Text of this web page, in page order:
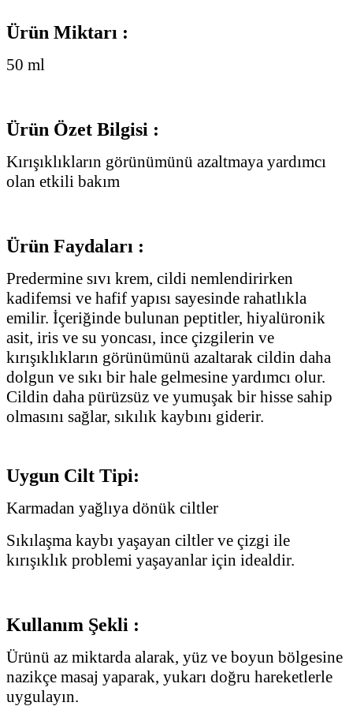
Ürün Miktarı :
50 ml
Ürün Özet Bilgisi :
Kırışıklıkların görünümünü azaltmaya yardımcı
olan etkili bakım
Ürün Faydaları :
Predermine sıvı krem, cildi nemlendirirken
kadifemsi ve hafif yapısı sayesinde rahatlıkla
emilir. İçeriğinde bulunan peptitler, hiyalüronik
asit, iris ve su yoncası, ince çizgilerin ve
kırışıklıkların görünümünü azaltarak cildin daha
dolgun ve sıkı bir hale gelmesine yardımcı olur.
Cildin daha pürüzsüz ve yumuşak bir hisse sahip
olmasını sağlar, sıkılık kaybını giderir.
Uygun Cilt Tipi:
Karmadan yağlıya dönük ciltler
Sıkılaşma kaybı yaşayan ciltler ve çizgi ile
kırışıklık problemi yaşayanlar için idealdir.
Kullanım Şekli :
Ürünü az miktarda alarak, yüz ve boyun bölgesine
nazikçe masaj yaparak, yukarı doğru hareketlerle
uygulayın.